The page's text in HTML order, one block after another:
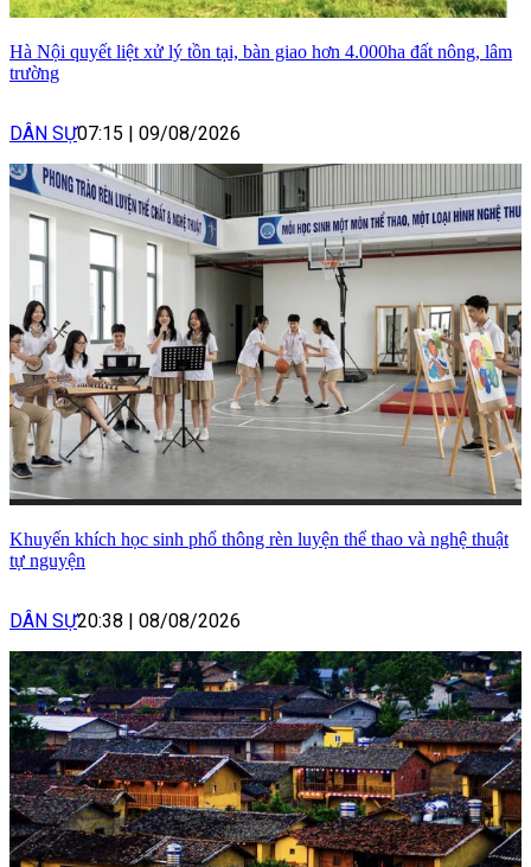
Hà Nội quyết liệt xử lý tồn tại, bàn giao hơn 4.000ha đất nông, lâm
trường
DÂN SỰ07:15 09/08/2026
Khuyến khích học sinh phổ thông rèn luyện thể thao và nghệ thuật
tự nguyện
DÂN SỰ20:38 08/08/2026